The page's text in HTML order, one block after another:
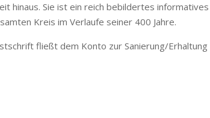
hinaus. Sie ist ein reich bebildertes
Kreis im Verlaufe seiner 400 Jahre.
fließt dem Konto zur Sanierung/